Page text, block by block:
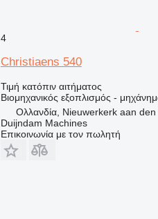
4
Christiaens 540
Τιμή κατόπιν αιτήματος
Βιομηχανικός εξοπλισμός -
Ολλανδία, Nieuwerkerk aan
Duijndam Machines
Επικοινωνία με τον πωλητή